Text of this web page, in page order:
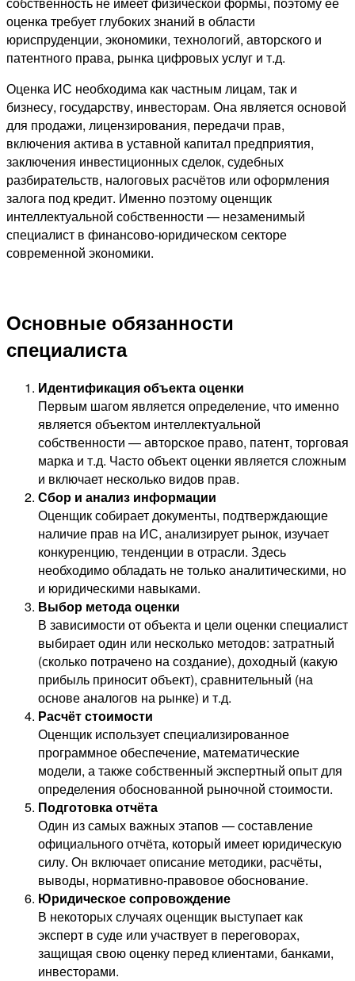
оценка требует глубоких знаний в области
юриспруденции, экономики, технологий, авторского и
патентного права, рынка цифровых услуг и т.д.
Оценка ИС необходима как частным лицам, так и
бизнесу, государству, инвесторам. Она является основой
для продажи, лицензирования, передачи прав,
включения актива в уставной капитал предприятия,
заключения инвестиционных сделок, судебных
разбирательств, налоговых расчётов или оформления
залога под кредит. Именно поэтому оценщик
интеллектуальной собственности — незаменимый
специалист в финансово-юридическом секторе
современной экономики.
Основные обязанности
специалиста
Идентификация объекта оценки
Первым шагом является определение, что именно
является объектом интеллектуальной
собственности — авторское право, патент, торговая
марка и т.д. Часто объект оценки является сложным
и включает несколько видов прав.
Сбор и анализ информации
Оценщик собирает документы, подтверждающие
наличие прав на ИС, анализирует рынок, изучает
конкуренцию, тенденции в отрасли. Здесь
необходимо обладать не только аналитическими, но
и юридическими навыками.
Выбор метода оценки
В зависимости от объекта и цели оценки специалист
выбирает один или несколько методов: затратный
(сколько потрачено на создание), доходный (какую
прибыль приносит объект), сравнительный (на
основе аналогов на рынке) и т.д.
Расчёт стоимости
Оценщик использует специализированное
программное обеспечение, математические
модели, а также собственный экспертный опыт для
определения обоснованной рыночной стоимости.
Подготовка отчёта
Один из самых важных этапов — составление
официального отчёта, который имеет юридическую
силу. Он включает описание методики, расчёты,
выводы, нормативно-правовое обоснование.
Юридическое сопровождение
В некоторых случаях оценщик выступает как
эксперт в суде или участвует в переговорах,
защищая свою оценку перед клиентами, банками,
инвесторами.